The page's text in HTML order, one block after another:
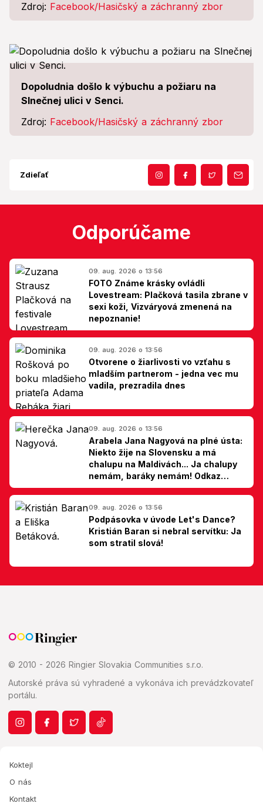
Zdroj: Facebook/Hasičský a záchranný zbor
Dopoludnia došlo k výbuchu a požiaru na
Slnečnej ulici v Senci.
Zdroj: Facebook/Hasičský a záchranný zbor
Zdieľať
Odporúčame
09. aug. 2026 o 13:56
FOTO Známe krásky ovládli
Lovestream: Plačková tasila zbrane v
sexi koži, Vizváryová zmenená na
nepoznanie!
09. aug. 2026 o 13:56
Otvorene o žiarlivosti vo vzťahu s
mladším partnerom - jedna vec mu
vadila, prezradila dnes
09. aug. 2026 o 13:56
Arabela Jana Nagyová na plné ústa:
Niekto žije na Slovensku a má
chalupu na Maldivách... Ja chalupy
nemám, baráky nemám! Odkaz
Slovákom
09. aug. 2026 o 13:56
Podpásovka v úvode Let's Dance?
Kristián Baran si nebral servítku: Ja
som stratil slová!
© 2010 - 2026 Ringier Slovakia Communities s.r.o.
Autorské práva sú vyhradené a vykonáva ich prevádzkovateľ
portálu.
Koktejl
O nás
Kontakt